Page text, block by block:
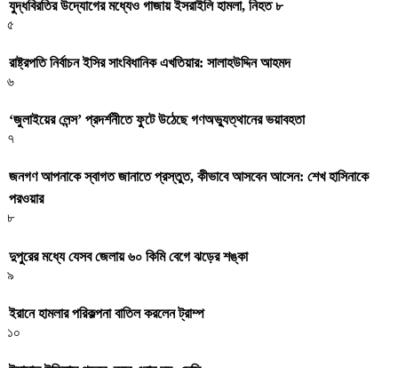
যুদ্ধবিরতির উদ্যোগের মধ্যেও গাজায় ইসরাইলি হামলা, নিহত ৮
৫
রাষ্ট্রপতি নির্বাচন ইসির সাংবিধানিক এখতিয়ার: সালাহউদ্দিন আহমদ
৬
‘জুলাইয়ের লেন্স’ প্রদর্শনীতে ফুটে উঠেছে গণঅভ্যুত্থানের ভয়াবহতা
৭
জনগণ আপনাকে স্বাগত জানাতে প্রস্তুত, কীভাবে আসবেন আসেন: শেখ হাসিনাকে
পরওয়ার
৮
দুপুরের মধ্যে যেসব জেলায় ৬০ কিমি বেগে ঝড়ের শঙ্কা
৯
ইরানে হামলার পরিকল্পনা বাতিল করলেন ট্রাম্প
১০